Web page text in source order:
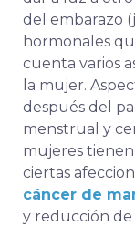
del embarazo
hormonales
cuenta varios
la mujer.
después del
menstrual y
mujeres
ciertas
cáncer de
y reducción de